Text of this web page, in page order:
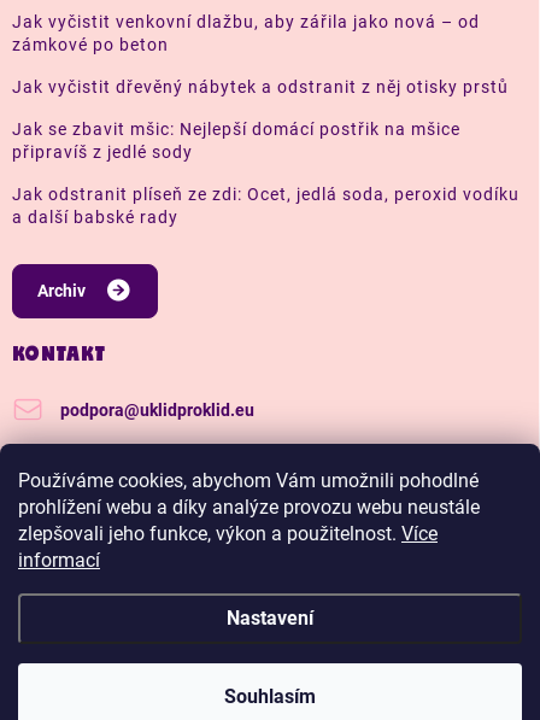
Používáme cookies, abychom Vám umožnili pohodlné
prohlížení webu a díky analýze provozu webu neustále
zlepšovali jeho funkce, výkon a použitelnost. Více
informací
Nastavení
Souhlasím
Hadříkománie, čím víc nakoupíš, tím větší slevu budeš
Jak vyčistit venkovní dlažbu, aby zářila jako nová – od
zámkové po beton
Jak vyčistit dřevěný nábytek a odstranit z něj otisky prstů
Jak se zbavit mšic: Nejlepší domácí postřik na mšice
připravíš z jedlé sody
Jak odstranit plíseň ze zdi: Ocet, jedlá soda, peroxid vodíku
a další babské rady
Archiv
KONTAKT
podpora@uklidproklid.eu
Další tipy a triky, jak na úklid pro klid
uklidproklid/
Copyright 2026Úklid pro klid. Všechna práva vyhrazena.Upravit nastavení
cookies